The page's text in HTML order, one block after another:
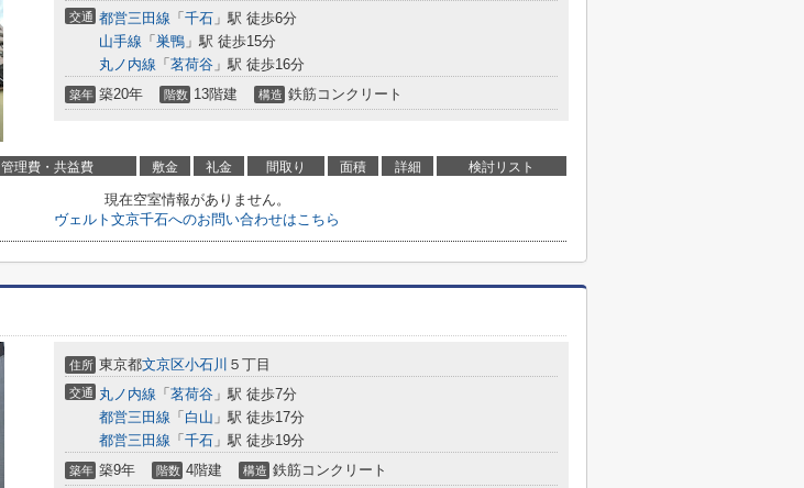
交通 都営三田線 「 千石 」駅 徒歩6分
山手線 「 巣鴨 」駅 徒歩15分
丸ノ内線 「 茗荷谷 」駅 徒歩16分
築年 築20年 階数 13階建 構造 鉄筋コンクリート
管理費・共益費 敷金 礼金 間取り 面積 詳細 検討リスト
現在空室情報がありません。
ヴェルト文京千石へのお問い合わせはこちら
住所 東京都文京区小石川 ５丁目
交通 丸ノ内線 「 茗荷谷 」駅 徒歩7分
都営三田線 「 白山 」駅 徒歩17分
都営三田線 「 千石 」駅 徒歩19分
築年 築9年 階数 4階建 構造 鉄筋コンクリート